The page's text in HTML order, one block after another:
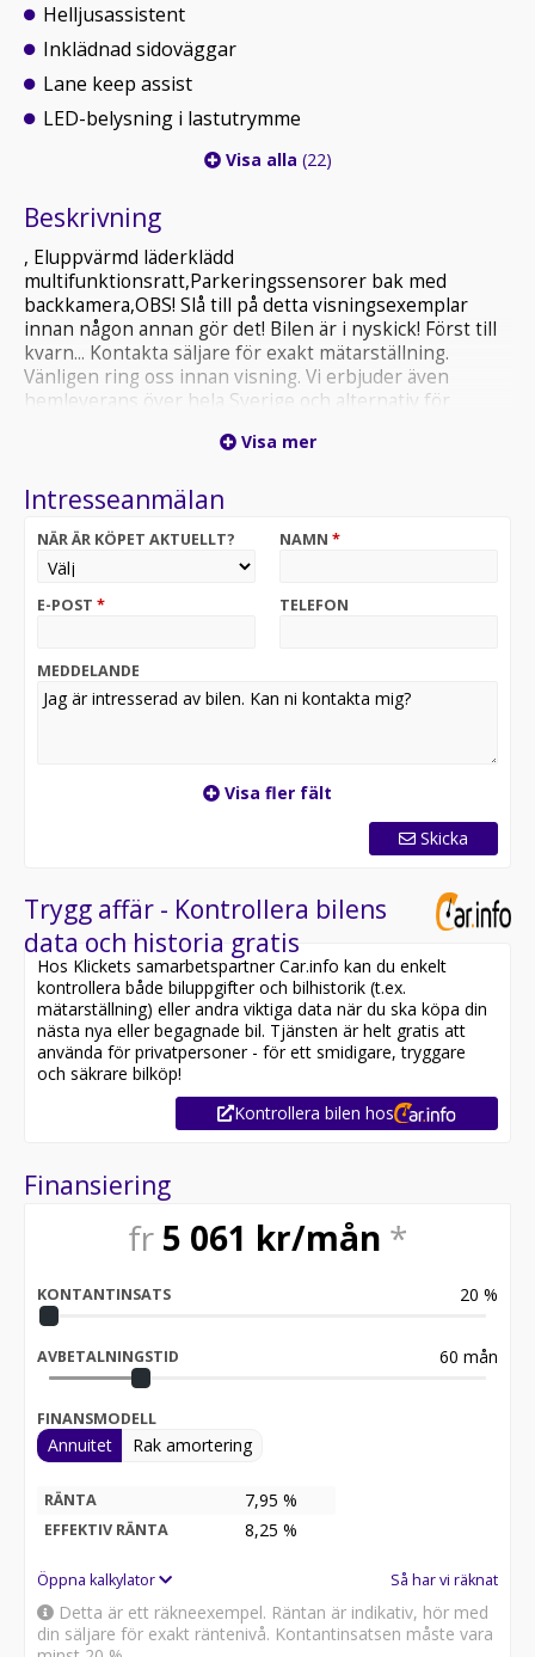
Helljusassistent
Inklädnad sidoväggar
Lane keep assist
LED-belysning i lastutrymme
Visa alla (22)
Beskrivning
, Eluppvärmd läderklädd
multifunktionsratt,Parkeringssensorer bak med
backkamera,OBS! Slå till på detta visningsexemplar
innan någon annan gör det! Bilen är i nyskick! Först till
kvarn... Kontakta säljare för exakt mätarställning.
Vänligen ring oss innan visning. Vi erbjuder även
hemleverans över hela Sverige och alternativ för
Visa mer
Intresseanmälan
NÄR ÄR KÖPET AKTUELLT? NAMN *
E-POST * TELEFON
MEDDELANDE
Visa fler fält
Skicka
Trygg affär - Kontrollera bilens
data och historia gratis
Hos Klickets samarbetspartner Car.info kan du enkelt
kontrollera både biluppgifter och bilhistorik (t.ex.
mätarställning) eller andra viktiga data när du ska köpa din
nästa nya eller begagnade bil. Tjänsten är helt gratis att
använda för privatpersoner - för ett smidigare, tryggare
och säkrare bilköp!
Kontrollera bilen hos
Finansiering
fr 5 061 kr/mån *
KONTANTINSATS 20 %
AVBETALNINGSTID 60 mån
FINANSMODELL
Annuitet Rak amortering
RÄNTA 7,95 %
EFFEKTIV RÄNTA 8,25 %
Öppna kalkylator Så har vi räknat
Detta är ett räkneexempel. Räntan är indikativ, hör med
din säljare för exakt räntenivå. Kontantinsatsen måste vara